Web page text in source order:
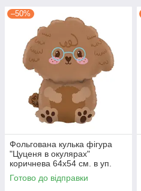
–50%
Фольгована кулька фігура
"Цуценя в окулярах"
коричнева 64х54 см. в уп.
(1шт.)
Готово до відправки